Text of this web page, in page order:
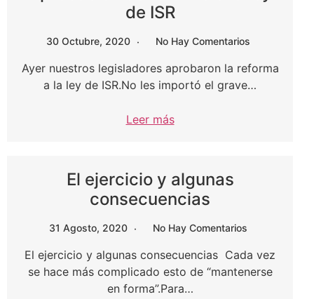
de ISR
30 Octubre, 2020 No Hay Comentarios
Ayer nuestros legisladores aprobaron la reforma
a la ley de ISR.No les importó el grave…
Leer más
El ejercicio y algunas
consecuencias
31 Agosto, 2020 No Hay Comentarios
El ejercicio y algunas consecuencias Cada vez
se hace más complicado esto de “mantenerse
en forma”.Para…